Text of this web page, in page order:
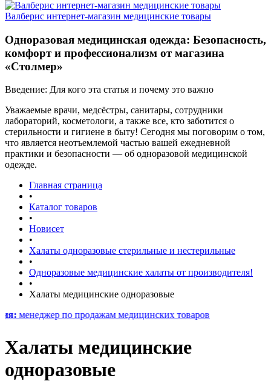
Валберис интернет-магазин медицинские товары
Одноразовая медицинская одежда: Безопасность,
комфорт и профессионализм от магазина
«Столмер»
Введение: Для кого эта статья и почему это важно
Уважаемые врачи, медсёстры, санитары, сотрудники
лабораторий, косметологи, а также все, кто заботится о
стерильности и гигиене в быту! Сегодня мы поговорим о том,
что является неотъемлемой частью вашей ежедневной
практики и безопасности — об одноразовой медицинской
одежде.
Главная страница
•
Каталог товаров
•
Новисет
•
Халаты одноразовые стерильные и нестерильные
•
Одноразовые медицинские халаты от производителя!
•
Халаты медицинские одноразовые
по продажам медицинских товаров
Халаты медицинские
одноразовые